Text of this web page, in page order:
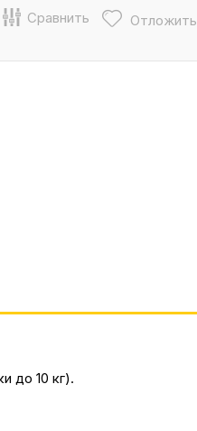
Сравнить Отложить
до 10 кг).